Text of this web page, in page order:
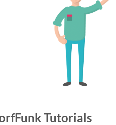
Tutorials